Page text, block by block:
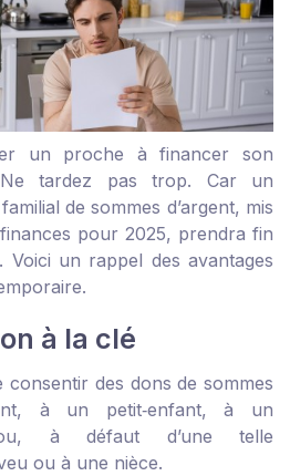
un proche à financer son
tardez pas trop. Car un
de sommes d’argent, mis
pour 2025, prendra fin
Voici un rappel des avantages
à la clé
consentir des dons de sommes
à un petit‑enfant, à un
ou, à défaut d’une telle
ou à une nièce.